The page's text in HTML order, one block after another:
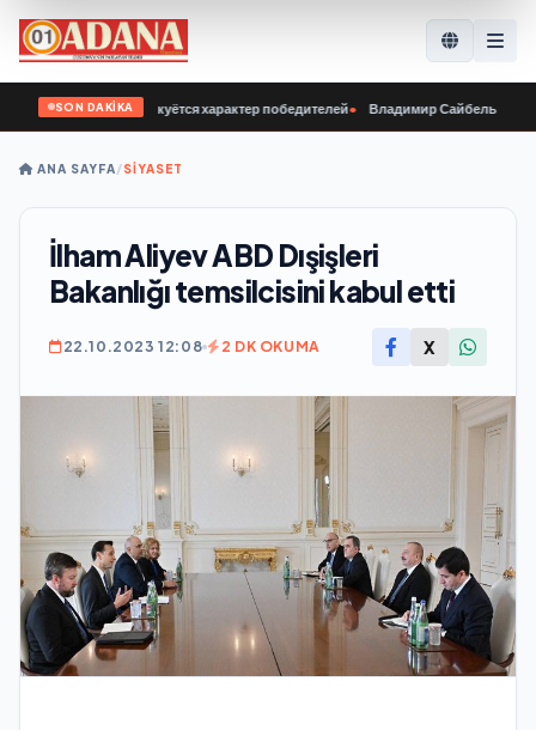
SON DAKİKA
молодёжи куётся характер победителей• Владимир Сайбель: В «Единой
ANA SAYFA/SİYASET
İlham Aliyev ABD Dışişleri
Bakanlığı temsilcisini kabul etti
22.10.2023 12:08 2 DK OKUMA X